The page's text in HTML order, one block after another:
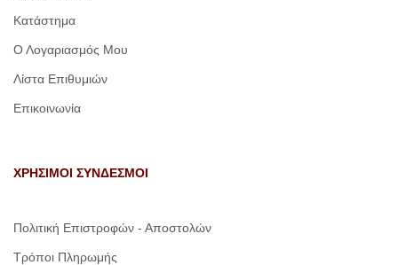
Κατάστημα
Ο Λογαριασμός Μου
Λίστα Επιθυμιών
Επικοινωνία
ΧΡΗΣΙΜΟΙ ΣΥΝΔΕΣΜΟΙ
Πολιτική Επιστροφών - Αποστολών
Τρόποι Πληρωμής